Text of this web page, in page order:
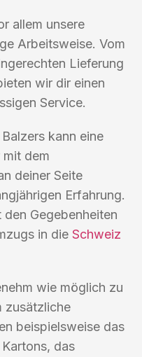
allem unsere
Arbeitsweise. Vom
Lieferung
wir dir einen
Service.
kann eine
mit dem
deiner Seite
Erfahrung.
Gegebenheiten
in die Schweiz
wie möglich zu
zusätzliche
beispielsweise das
das